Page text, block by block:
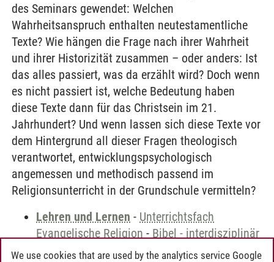
des Seminars gewendet: Welchen
Wahrheitsanspruch enthalten neutestamentliche
Texte? Wie hängen die Frage nach ihrer Wahrheit
und ihrer Historizität zusammen – oder anders: Ist
das alles passiert, was da erzählt wird? Doch wenn
es nicht passiert ist, welche Bedeutung haben
diese Texte dann für das Christsein im 21.
Jahrhundert? Und wenn lassen sich diese Texte vor
dem Hintergrund all dieser Fragen theologisch
verantwortet, entwicklungspsychologisch
angemessen und methodisch passend im
Religionsunterricht in der Grundschule vermitteln?
Lehren und Lernen - Unterrichtsfach
Evangelische Religion - Bibel - interdisziplinär
We use cookies that are used by the analytics service Google